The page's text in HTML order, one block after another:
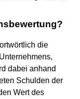
die
dabei anhand
Schulden der
Wert des